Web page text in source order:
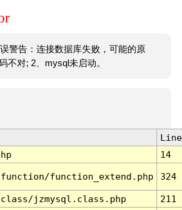
警告：连接数据库失败，可能的原
不对; 2、mysql未启动。
Line
14
function_extend.php 324
jzmysql.class.php
211